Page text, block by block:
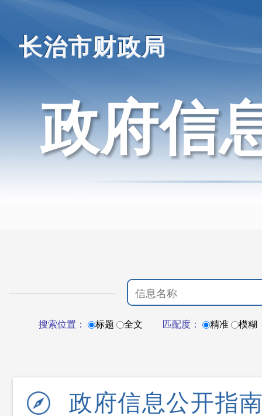
长治市财政局
政府信
搜索位置： 标题 全文 匹配度： 精准 模糊
政府信息公开指